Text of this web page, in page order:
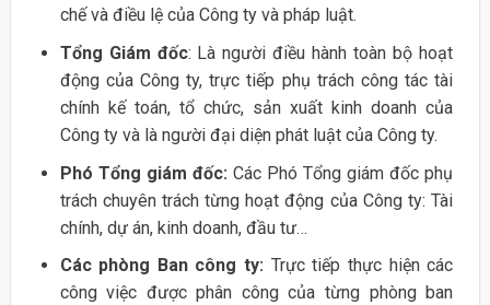
chế và điều lệ của Công ty và pháp luật.
Tổng Giám đốc: Là người điều hành toàn bộ hoạt
động của Công ty, trực tiếp phụ trách công tác tài
chính kế toán, tổ chức, sản xuất kinh doanh của
Công ty và là người đại diện phát luật của Công ty.
Phó Tổng giám đốc: Các Phó Tổng giám đốc phụ
trách chuyên trách từng hoạt động của Công ty: Tài
chính, dự án, kinh doanh, đầu tư…
Các phòng Ban công ty: Trực tiếp thực hiện các
công việc được phân công của từng phòng ban